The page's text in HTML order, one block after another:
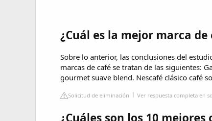
¿Cuál es la mejor marca
Sobre lo anterior, las conclusiones del
marcas de café se tratan de las siguientes:
gourmet suave blend. Nescafé clásico café
Solicitud de eliminación Ver respuesta completa en
¿Cuáles son los 10